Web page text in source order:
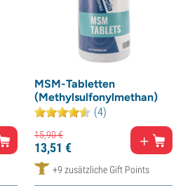
MSM-Tabletten
(Methylsulfonylmethan)
(4)
15,90€
13,51 €
+9 zusätzliche Gift Points